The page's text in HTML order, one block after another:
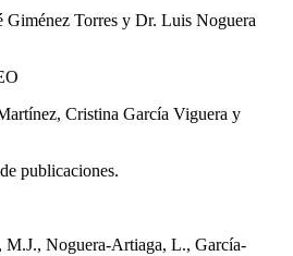
Giménez Torres y Dr. Luis Noguera
Cristina García Viguera y
publicaciones.
M.J., Noguera-Artiaga, L., García-